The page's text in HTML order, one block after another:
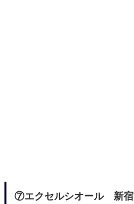
⑦エクセルシオール 新宿